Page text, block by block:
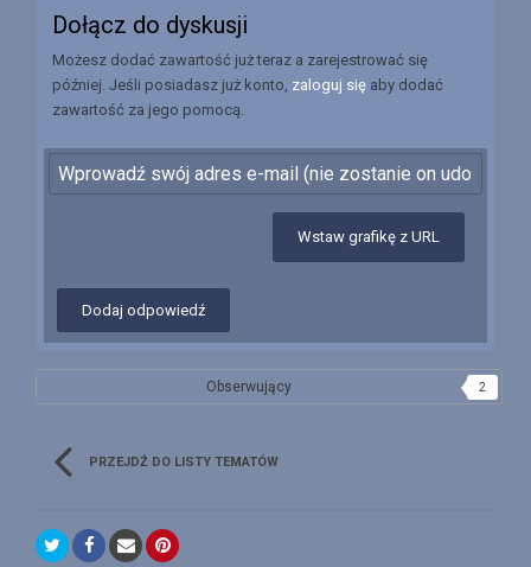
Dołącz do dyskusji
Możesz dodać zawartość już teraz a zarejestrować się
później. Jeśli posiadasz już konto, zaloguj się aby dodać
zawartość za jego pomocą.
Wstaw grafikę z URL
Dodaj odpowiedź
Obserwujący 2
PRZEJDŹ DO LISTY TEMATÓW